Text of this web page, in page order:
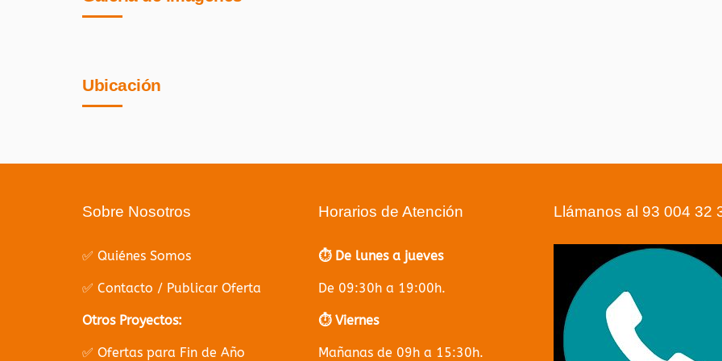
Ubicación
Sobre Nosotros
✅ Quiénes Somos
✅ Contacto / Publicar Oferta
Otros Proyectos:
✅ Ofertas para Fin de Año
Horarios de Atención
⏱️ De lunes a jueves
De 09:30h a 19:00h.
⏱️ Viernes
Mañanas de 09h a 15:30h.
Llámanos al 93 004 32